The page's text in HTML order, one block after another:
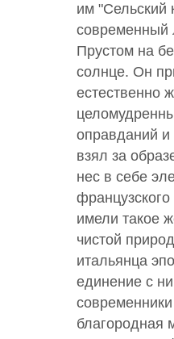
им "Сельский
современный
Прустом на
солнце. Он
естественно
оправданий и
взял за
нес в себе
имели такое
чистой
итальянца
единение с
благородная